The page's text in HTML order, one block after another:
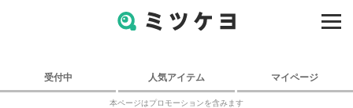
受付中 人気アイテム マイページ
本ページはプロモーションを含みます